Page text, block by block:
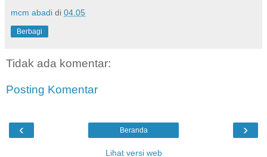
mcm abadi di 04.05
Berbagi
Tidak ada komentar:
Posting Komentar
‹ ›
Beranda
Lihat versi web